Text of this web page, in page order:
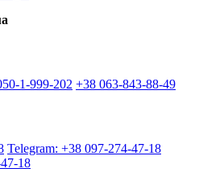
1-999-202 +38 063-843-88-49
Telegram: +38 097-274-47-18
18